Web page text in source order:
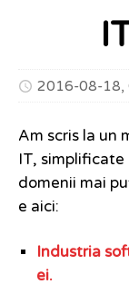
2016-08-18,
Am scris la un
IT,
domenii mai
e aici:
Industria
ei.